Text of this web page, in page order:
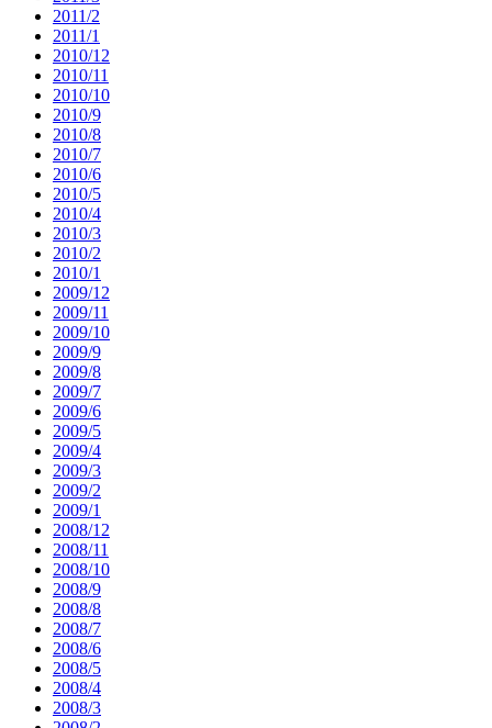
2011/2
2011/1
2010/12
2010/11
2010/10
2010/9
2010/8
2010/7
2010/6
2010/5
2010/4
2010/3
2010/2
2010/1
2009/12
2009/11
2009/10
2009/9
2009/8
2009/7
2009/6
2009/5
2009/4
2009/3
2009/2
2009/1
2008/12
2008/11
2008/10
2008/9
2008/8
2008/7
2008/6
2008/5
2008/4
2008/3